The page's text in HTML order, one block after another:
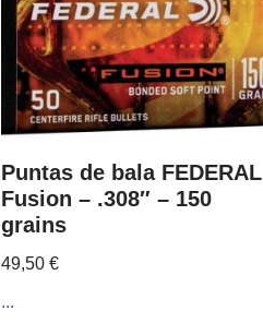
Puntas de bala FEDERAL
Fusion – .308″ – 150
grains
49,50 €
...